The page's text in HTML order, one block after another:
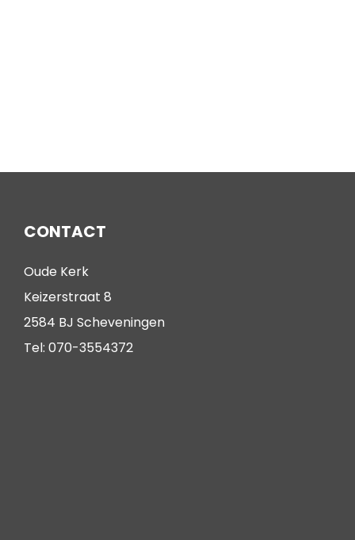
CONTACT
Oude Kerk
Keizerstraat 8
2584 BJ Scheveningen
Tel: 070-3554372